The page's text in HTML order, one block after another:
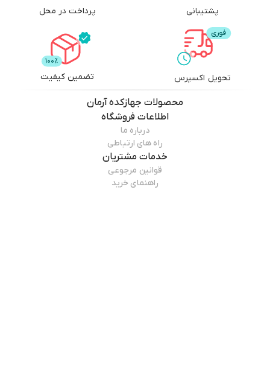
پشتیبانی پرداخت در محل
تحویل اکسپرس تضمین کیفیت
محصولات جهازکده آرمان
اطلاعات فروشگاه
درباره ما
راه های ارتباطی
خدمات مشتریان
قوانین مرجوعی
راهنمای خرید